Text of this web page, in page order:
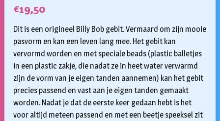
€19,50
Dit is een origineel Billy Bob gebit. Vermaard om zijn mooie
pasvorm en kan een leven lang mee. Het gebit kan
vervormd worden en met speciale beads (plastic balletjes
in een plastic zakje, die nadat ze in heet water verwarmd
zijn de vorm van je eigen tanden aannemen) kan het gebit
precies passend en vast aan je eigen tanden gemaakt
worden. Nadat je dat de eerste keer gedaan hebt is het
voor altijd meteen passend en met een beetje speeksel zit